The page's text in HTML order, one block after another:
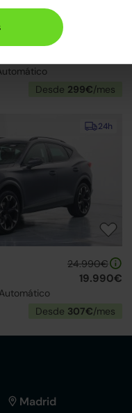
Desde 299€/mes
24h
24.990€
19.990€
Desde 307€/mes
Madrid